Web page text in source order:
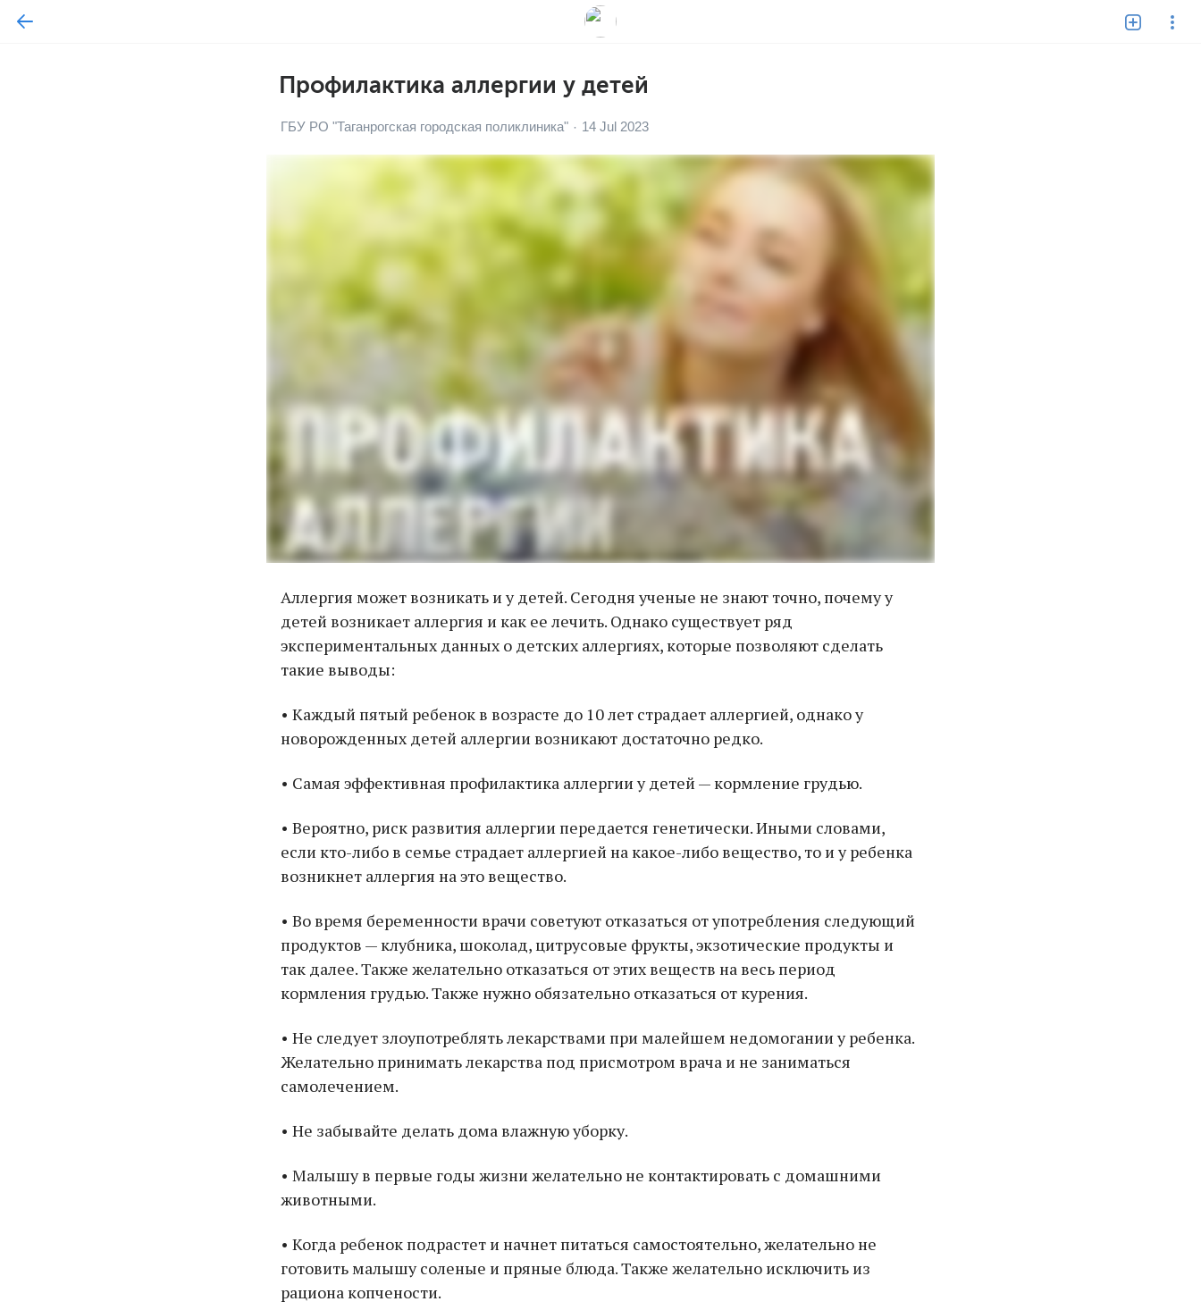
Профилактика аллергии у детей
ГБУ РО "Таганрогская городская поликлиника" · 14 Jul 2023
Аллергия может возникать и у детей. Сегодня ученые не знают точно, почему у
детей возникает аллергия и как ее лечить. Однако существует ряд
экспериментальных данных о детских аллергиях, которые позволяют сделать
такие выводы:
• Каждый пятый ребенок в возрасте до 10 лет страдает аллергией, однако у
новорожденных детей аллергии возникают достаточно редко.
• Самая эффективная профилактика аллергии у детей — кормление грудью.
• Вероятно, риск развития аллергии передается генетически. Иными словами,
если кто-либо в семье страдает аллергией на какое-либо вещество, то и у ребенка
возникнет аллергия на это вещество.
• Во время беременности врачи советуют отказаться от употребления следующий
продуктов — клубника, шоколад, цитрусовые фрукты, экзотические продукты и
так далее. Также желательно отказаться от этих веществ на весь период
кормления грудью. Также нужно обязательно отказаться от курения.
• Не следует злоупотреблять лекарствами при малейшем недомогании у ребенка.
Желательно принимать лекарства под присмотром врача и не заниматься
самолечением.
• Не забывайте делать дома влажную уборку.
• Малышу в первые годы жизни желательно не контактировать с домашними
животными.
• Когда ребенок подрастет и начнет питаться самостоятельно, желательно не
готовить малышу соленые и пряные блюда. Также желательно исключить из
рациона копчености.